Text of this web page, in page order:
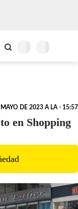
DE 2023 A LA - 15:57
en Shopping